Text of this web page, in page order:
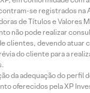
se registrados na
de Títulos e Valores
não pode realizar
clientes, devendo atuar
do cliente para a
da adequação do perfil
oferecidos pela XP